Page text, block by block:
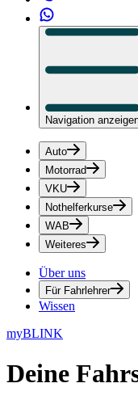
Navigation
Auto
Motorrad
VKU
Nothelferkurse
WAB
Weiteres
Über uns
Für Fahrlehrer
Wissen
myBLINK
Deine